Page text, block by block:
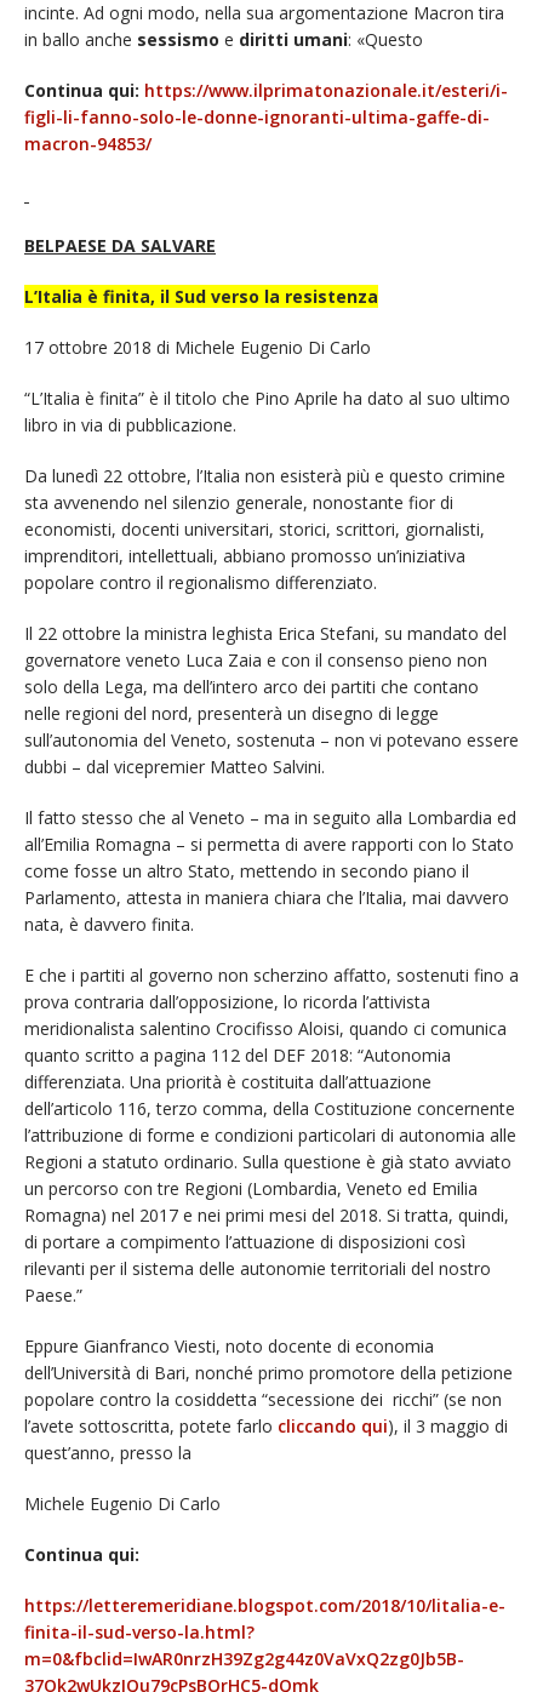
incinte. Ad ogni modo, nella sua argomentazione Macron tira
in ballo anche sessismo e diritti umani: «Questo
Continua qui: https://www.ilprimatonazionale.it/esteri/i-
figli-li-fanno-solo-le-donne-ignoranti-ultima-gaffe-di-
macron-94853/
BELPAESE DA SALVARE
L’Italia è finita, il Sud verso la resistenza
17 ottobre 2018 di Michele Eugenio Di Carlo
“L’Italia è finita” è il titolo che Pino Aprile ha dato al suo ultimo
libro in via di pubblicazione.
Da lunedì 22 ottobre, l’Italia non esisterà più e questo crimine
sta avvenendo nel silenzio generale, nonostante fior di
economisti, docenti universitari, storici, scrittori, giornalisti,
imprenditori, intellettuali, abbiano promosso un’iniziativa
popolare contro il regionalismo differenziato.
Il 22 ottobre la ministra leghista Erica Stefani, su mandato del
governatore veneto Luca Zaia e con il consenso pieno non
solo della Lega, ma dell’intero arco dei partiti che contano
nelle regioni del nord, presenterà un disegno di legge
sull’autonomia del Veneto, sostenuta – non vi potevano essere
dubbi – dal vicepremier Matteo Salvini.
Il fatto stesso che al Veneto – ma in seguito alla Lombardia ed
all’Emilia Romagna – si permetta di avere rapporti con lo Stato
come fosse un altro Stato, mettendo in secondo piano il
Parlamento, attesta in maniera chiara che l’Italia, mai davvero
nata, è davvero finita.
E che i partiti al governo non scherzino affatto, sostenuti fino a
prova contraria dall’opposizione, lo ricorda l’attivista
meridionalista salentino Crocifisso Aloisi, quando ci comunica
quanto scritto a pagina 112 del DEF 2018: “Autonomia
differenziata. Una priorità è costituita dall’attuazione
dell’articolo 116, terzo comma, della Costituzione concernente
l’attribuzione di forme e condizioni particolari di autonomia alle
Regioni a statuto ordinario. Sulla questione è già stato avviato
un percorso con tre Regioni (Lombardia, Veneto ed Emilia
Romagna) nel 2017 e nei primi mesi del 2018. Si tratta, quindi,
di portare a compimento l’attuazione di disposizioni così
rilevanti per il sistema delle autonomie territoriali del nostro
Paese.”
Eppure Gianfranco Viesti, noto docente di economia
dell’Università di Bari, nonché primo promotore della petizione
popolare contro la cosiddetta “secessione dei ricchi” (se non
l’avete sottoscritta, potete farlo cliccando qui), il 3 maggio di
quest’anno, presso la
Michele Eugenio Di Carlo
Continua qui:
https://letteremeridiane.blogspot.com/2018/10/litalia-e-
finita-il-sud-verso-la.html?
m=0&fbclid=IwAR0nrzH39Zg2g44z0VaVxQ2zg0Jb5B-
37Ok2wUkzIQu79cPsBOrHC5-dQmk